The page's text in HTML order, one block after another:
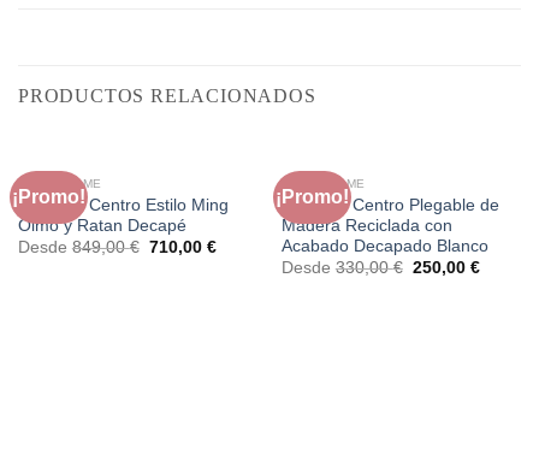
PRODUCTOS RELACIONADOS
¡Promo!
FAURA HOME
Mesa de Centro Estilo Ming
Olmo y Ratan Decapé
Desde 849,00€ El
710,00 €El
¡Promo!
FAURA HOME
Mesa de Centro Plegable de
Madera Reciclada con
Acabado Decapado Blanco
Desde 330,00€ El
250,00 €El